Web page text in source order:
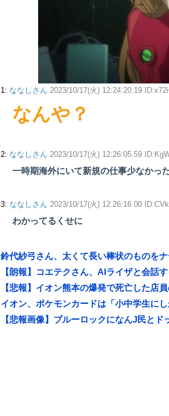
1: ななしさん 2023/10/17(火) 12:24:20.19
なんや？
2: ななしさん 2023/10/17(火) 12:26:05.59
一時期海外にいて新規の仕事少なかっ
3: ななしさん 2023/10/17(火) 12:26:16.00
わかってるくせに
鈴代紗弓さん、太くて長い棒状のものを
【朗報】コエテクさん、AIライザと会
【悲報】イオン熊本の爆発で死亡した店
イオン、ポケモンカードは「小中学生に
【悲報画像】ブルーロックになんJ民と